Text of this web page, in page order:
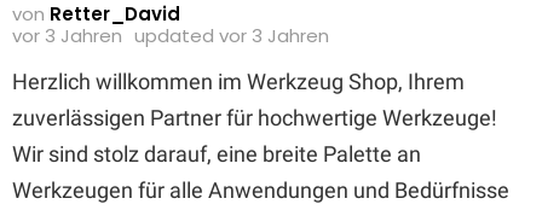
von Retter_David
vor 3 Jahren updated vor 3 Jahren
Herzlich willkommen im Werkzeug Shop, Ihrem
zuverlässigen Partner für hochwertige Werkzeuge!
Wir sind stolz darauf, eine breite Palette an
Werkzeugen für alle Anwendungen und Bedürfnisse